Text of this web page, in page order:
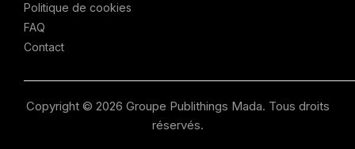
Politique de cookies
FAQ
Contact
Copyright © 2026 Groupe Publithings Mada. Tous droits
réservés.